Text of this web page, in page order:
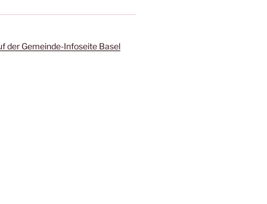
der Gemeinde-Infoseite Basel